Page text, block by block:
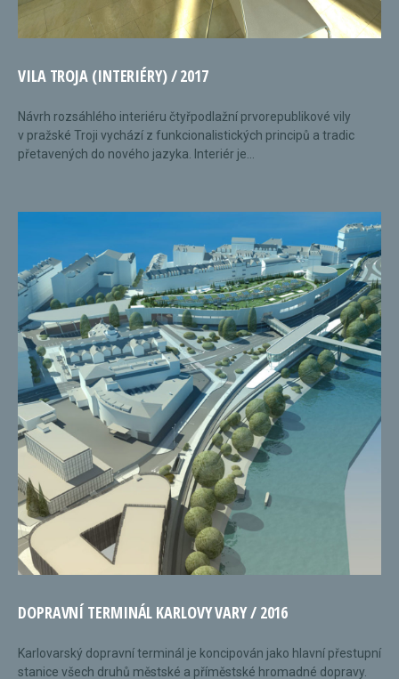
VILA TROJA (INTERIÉRY) / 2017
Návrh rozsáhlého interiéru čtyřpodlažní prvorepublikové vily
v pražské Troji vychází z funkcionalistických principů a tradic
přetavených do nového jazyka. Interiér je...
DOPRAVNÍ TERMINÁL KARLOVY VARY / 2016
Karlovarský dopravní terminál je koncipován jako hlavní přestupní
stanice všech druhů městské a příměstské hromadné dopravy.